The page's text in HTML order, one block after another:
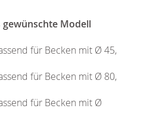
gewünschte Modell
für Becken mit Ø 45,
für Becken mit Ø 80,
für Becken mit Ø